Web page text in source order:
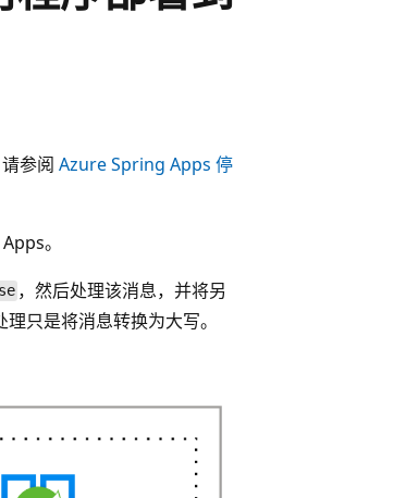
参阅 Azure Spring Apps 停
。
，然后处理该消息，并将另
只是将消息转换为大写。